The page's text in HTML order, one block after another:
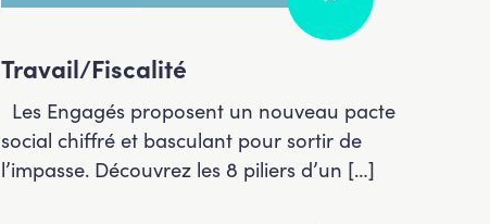
Travail/Fiscalité
Les Engagés proposent un nouveau pacte
social chiffré et basculant pour sortir de
l’impasse. Découvrez les 8 piliers d’un […]